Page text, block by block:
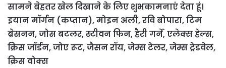
सामने बेहतर खेल दिखाने के लिए शुभकामनाएं देता हूं।
इयान मॉर्गन (कप्तान), मोइन अली, रवि बोपारा, टिम
ब्रेसनन, जोस बटलर, स्टीवन फिन, हैरी गर्ने, एलेक्स हेल्स,
क्रिस जॉर्डन, जोए रूट, जैसन रॉय, जेम्स टेलर, जेम्स ट्रेडवेल,
क्रिस वोक्स